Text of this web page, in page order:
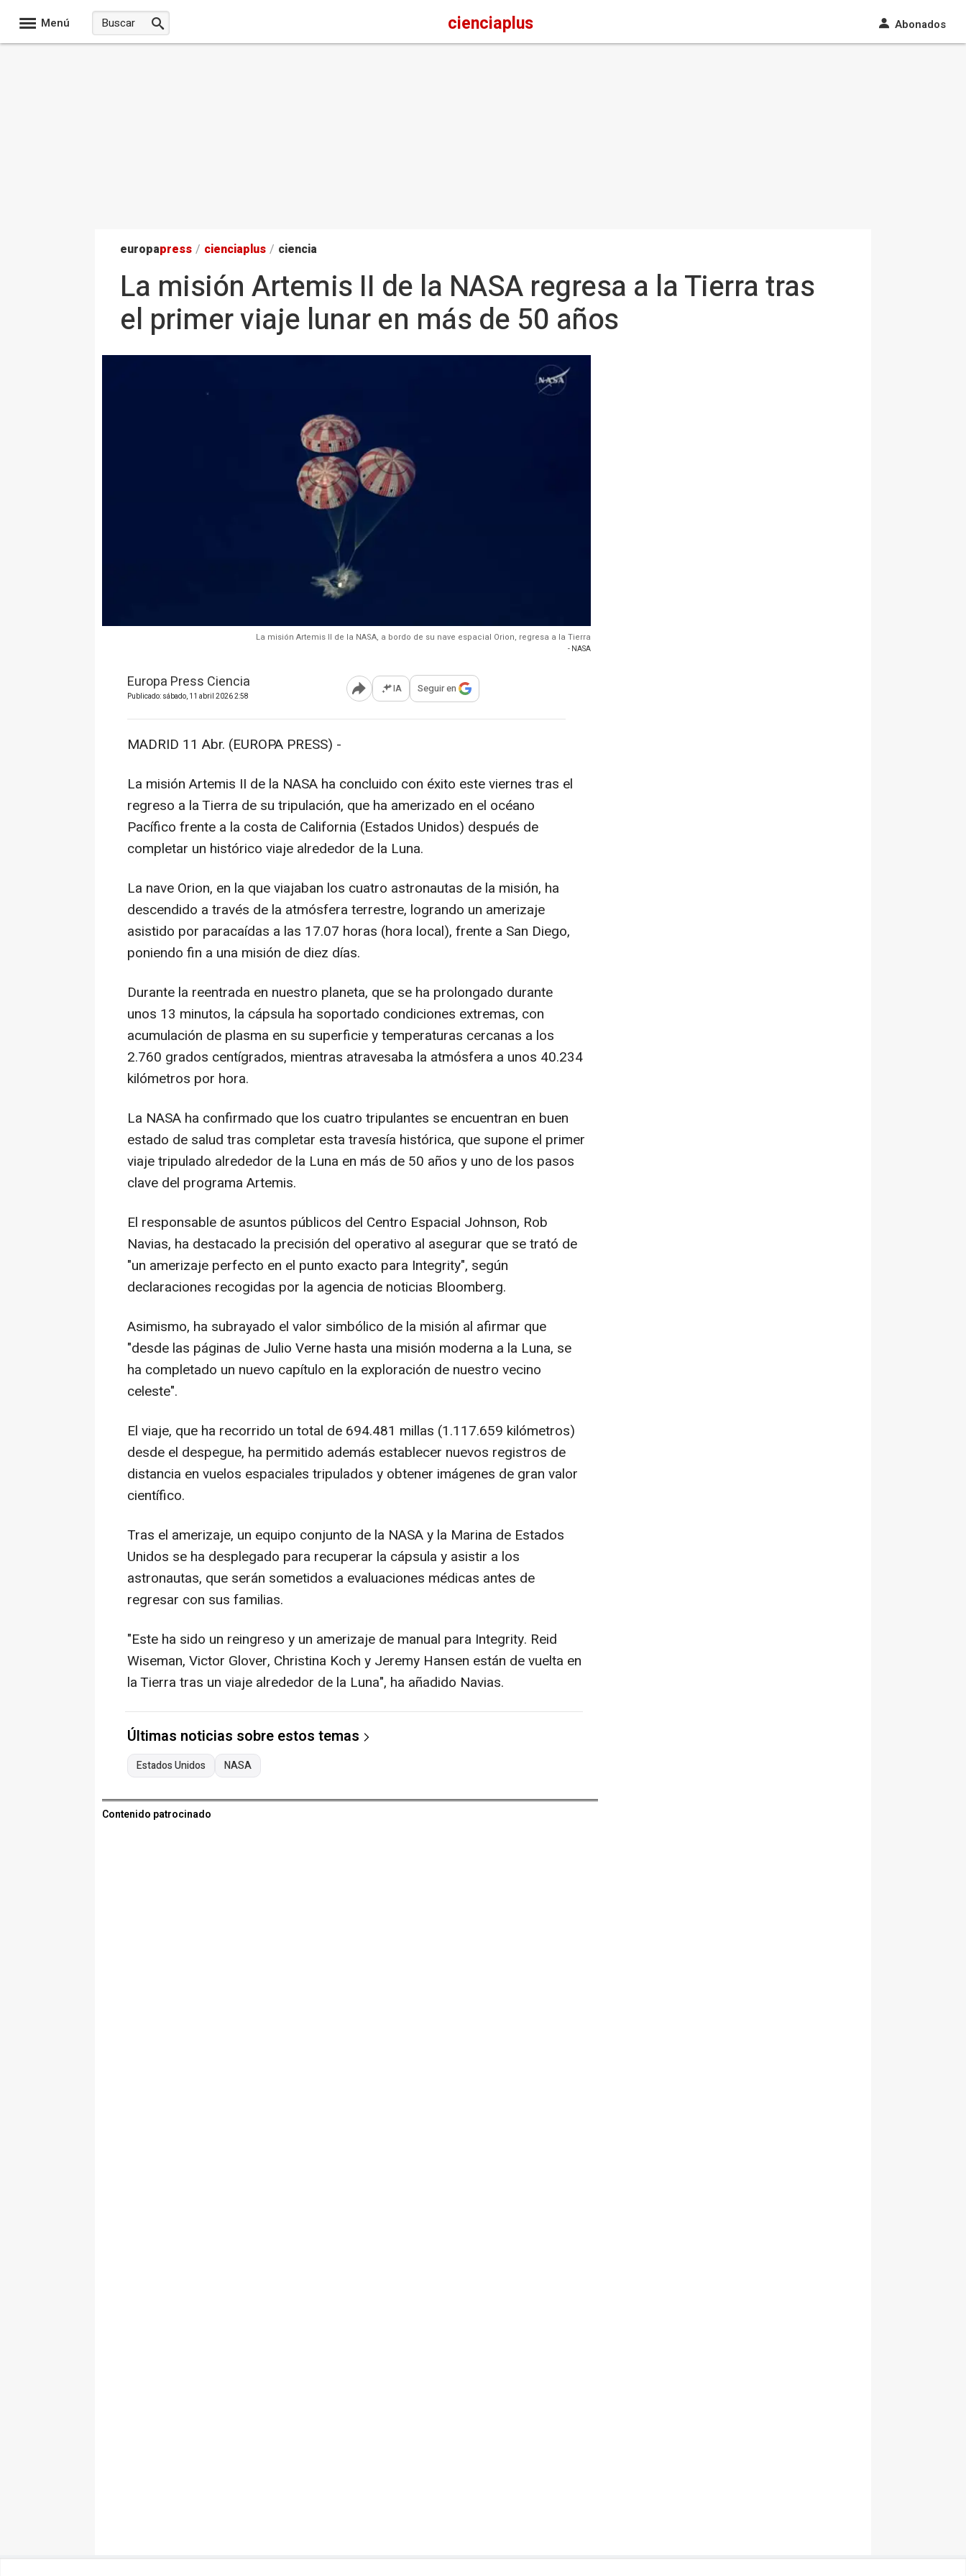
Menú cienciaplus Abonados
europapress / cienciaplus / ciencia
La misión Artemis II de la NASA regresa a la Tierra tras
el primer viaje lunar en más de 50 años
La misión Artemis II de la NASA, a bordo de su nave espacial Orion, regresa a la Tierra
- NASA
Europa Press Ciencia
Publicado: sábado, 11 abril 2026 2:58 Abrir opciones para compartir
IA Seguir en
MADRID 11 Abr. (EUROPA PRESS) -
La misión Artemis II de la NASA ha concluido con éxito este viernes tras el
regreso a la Tierra de su tripulación, que ha amerizado en el océano
Pacífico frente a la costa de California (Estados Unidos) después de
completar un histórico viaje alrededor de la Luna.
La nave Orion, en la que viajaban los cuatro astronautas de la misión, ha
descendido a través de la atmósfera terrestre, logrando un amerizaje
asistido por paracaídas a las 17.07 horas (hora local), frente a San Diego,
poniendo fin a una misión de diez días.
Durante la reentrada en nuestro planeta, que se ha prolongado durante
unos 13 minutos, la cápsula ha soportado condiciones extremas, con
acumulación de plasma en su superficie y temperaturas cercanas a los
2.760 grados centígrados, mientras atravesaba la atmósfera a unos 40.234
kilómetros por hora.
La NASA ha confirmado que los cuatro tripulantes se encuentran en buen
estado de salud tras completar esta travesía histórica, que supone el primer
viaje tripulado alrededor de la Luna en más de 50 años y uno de los pasos
clave del programa Artemis.
El responsable de asuntos públicos del Centro Espacial Johnson, Rob
Navias, ha destacado la precisión del operativo al asegurar que se trató de
"un amerizaje perfecto en el punto exacto para Integrity", según
declaraciones recogidas por la agencia de noticias Bloomberg.
Asimismo, ha subrayado el valor simbólico de la misión al afirmar que
"desde las páginas de Julio Verne hasta una misión moderna a la Luna, se
ha completado un nuevo capítulo en la exploración de nuestro vecino
celeste".
El viaje, que ha recorrido un total de 694.481 millas (1.117.659 kilómetros)
desde el despegue, ha permitido además establecer nuevos registros de
distancia en vuelos espaciales tripulados y obtener imágenes de gran valor
científico.
Tras el amerizaje, un equipo conjunto de la NASA y la Marina de Estados
Unidos se ha desplegado para recuperar la cápsula y asistir a los
astronautas, que serán sometidos a evaluaciones médicas antes de
regresar con sus familias.
"Este ha sido un reingreso y un amerizaje de manual para Integrity. Reid
Wiseman, Victor Glover, Christina Koch y Jeremy Hansen están de vuelta en
la Tierra tras un viaje alrededor de la Luna", ha añadido Navias.
Últimas noticias sobre estos temas
Estados Unidos NASA
Contenido patrocinado